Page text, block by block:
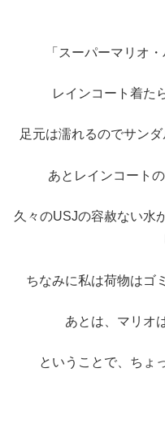
「スーパーマリオ
レインコート着た
足元は濡れるのでサン
あとレインコート
久々のUSJの容赦ない水
ちなみに私は荷物はゴ
あとは、マリオ
ということで、ちょ